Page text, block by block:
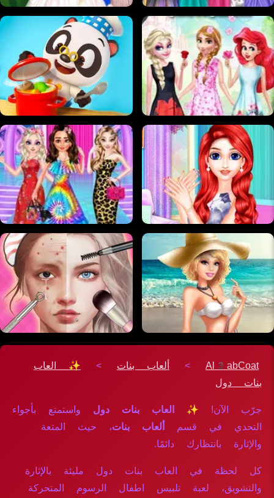
Al3abCoat
> ألعاب بنات >
✨ العاب
بنات دول
جرّب الآن! ✨ العاب بنات دول واستمتع بأجواء
التحدي في قسم
ألعاب بنات، حيث المتعة
والإثارة بانتظارك دائمًا.
كل لحظة في العاب بنات دول مليئة بالإثارة
والتشويق، لعبة تلبيس اطفال الرسوم المتحركة